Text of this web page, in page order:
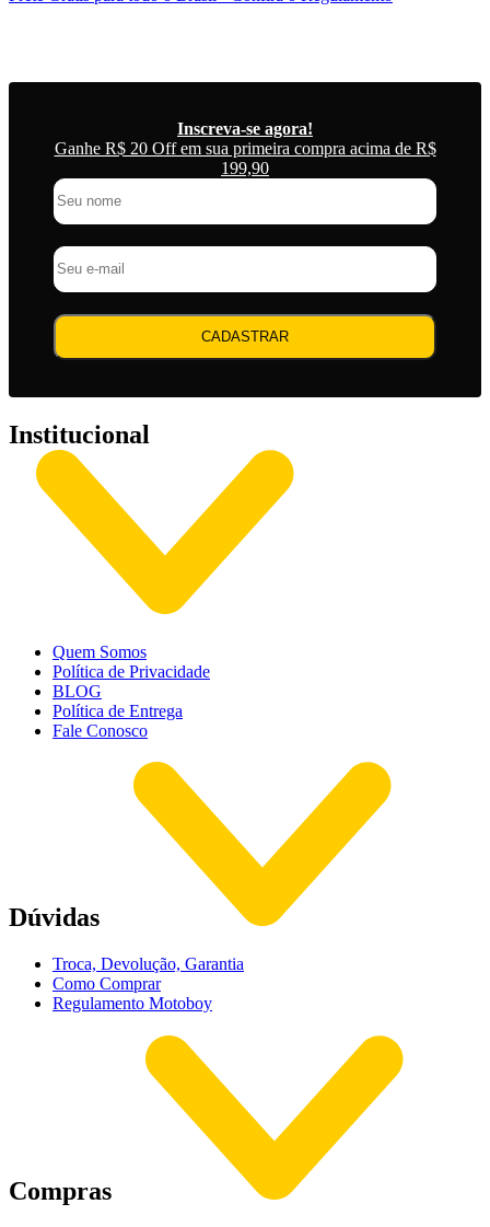
Inscreva-se agora!
Ganhe R$ 20 Off em sua primeira compra acima de R$
199,90
CADASTRAR
Institucional
Quem Somos
Política de Privacidade
BLOG
Política de Entrega
Fale Conosco
Dúvidas
Troca, Devolução, Garantia
Como Comprar
Regulamento Motoboy
Compras